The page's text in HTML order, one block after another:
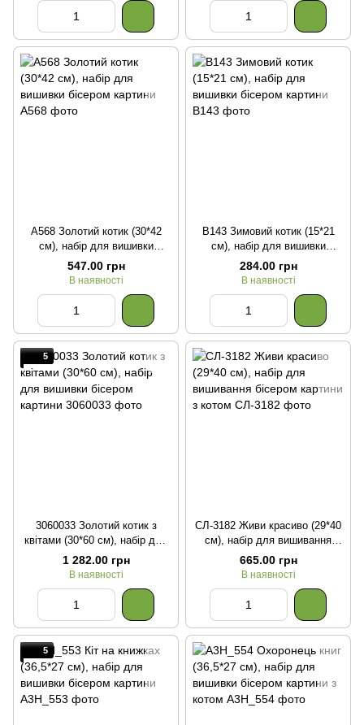
А568 Золотий котик (30*42
см), набір для вишивки
бісером картини
547.00 грн
В наявності
В143 Зимовий котик (15*21
см), набір для вишивки
бісером картини
284.00 грн
В наявності
5
3060033 Золотий котик з
квітами (30*60 см), набір для
вишивки бісером картини
1 282.00 грн
В наявності
СЛ-3182 Живи красиво (29*40
см), набір для вишивання
бісером картини з котом
665.00 грн
В наявності
5